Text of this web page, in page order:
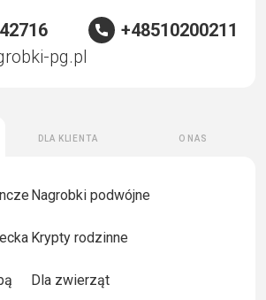
Dla klienta O nas
Nagrobki podwójne
Krypty rodzinne
Dla zwierząt
+48510200211
pg.pl